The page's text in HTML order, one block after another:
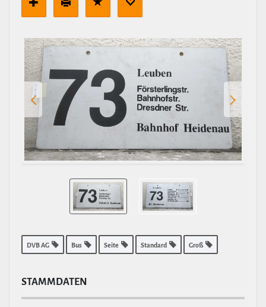
DVB AG Bus Seite Standard Groß
STAMM­DATEN